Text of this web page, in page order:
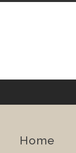
Home